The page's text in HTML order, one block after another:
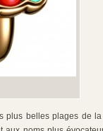
plus belles plages de